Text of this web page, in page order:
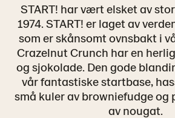
START! har vært elsket av
1974. START! er laget av
som er skånsomt ovnsbakt i
Crazelnut Crunch har en
og sjokolade. Den gode
vår fantastiske startbase,
små kuler av browniefudge og
av nougat.